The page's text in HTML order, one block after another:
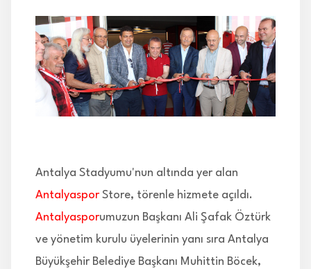
TARAFTAR
BRANŞLAR
HABERLER
Antalya Stadyumu'nun altında yer alan
Antalyaspor Store, törenle hizmete açıldı.
Antalyasporumuzun Başkanı Ali Şafak Öztürk
ve yönetim kurulu üyelerinin yanı sıra Antalya
Büyükşehir Belediye Başkanı Muhittin Böcek,